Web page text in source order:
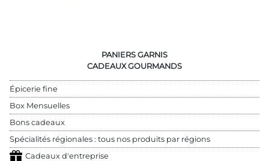
PANIERS GARNIS
CADEAUX GOURMANDS
Épicerie fine
Box Mensuelles
Bons cadeaux
Spécialités régionales : tous nos produits par régions
Cadeaux d'entreprise